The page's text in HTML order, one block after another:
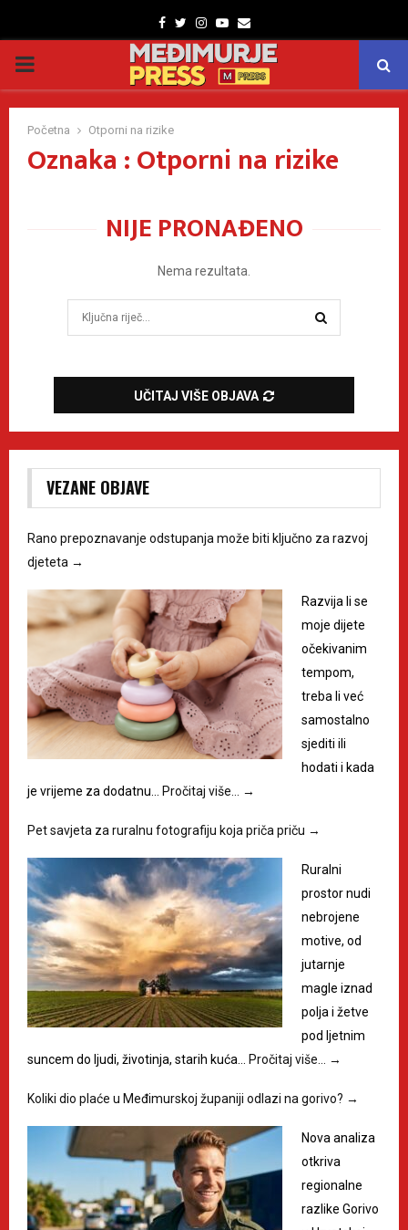
Facebook
TwitterInstagram
Youtube
Email
PRIMARY
MENU
Početna Otporni na rizike
Oznaka : Otporni na rizike
NIJE PRONAĐENO
Nema rezultata.
UČITAJ VIŠE OBJAVA
VEZANE OBJAVE
Rano prepoznavanje odstupanja može biti ključno za razvoj
djeteta →
Razvija li se
moje dijete
očekivanim
tempom,
treba li već
samostalno
sjediti ili
hodati i kada
je vrijeme za dodatnu…
Pročitaj više… →
Pet savjeta za ruralnu fotografiju koja priča priču →
Ruralni
prostor nudi
nebrojene
motive, od
jutarnje
magle iznad
polja i žetve
pod ljetnim
suncem do ljudi, životinja, starih kuća…
Pročitaj više… →
Koliki dio plaće u Međimurskoj županiji odlazi na gorivo? →
Nova analiza
otkriva
regionalne
razlike Gorivo